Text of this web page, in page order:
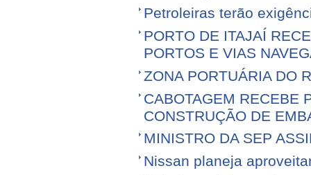
Petroleiras terão
PORTO DE ITAJAÍ
PORTOS E VIAS
ZONA PORTUÁRIA DO
CABOTAGEM RECEBE
CONSTRUÇÃO DE
MINISTRO DA SEP
Nissan planeja